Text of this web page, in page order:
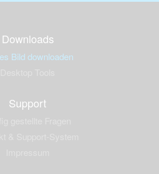
Downloads
Bild downloaden
Support